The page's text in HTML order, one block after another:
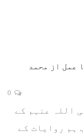
عمل‬ از محمد
اللہ عنہم کے
ہم روایات کے